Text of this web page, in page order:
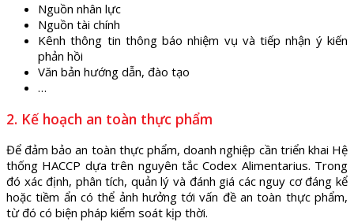
Nguồn nhân lực
Nguồn tài chính
Kênh thông tin thông báo nhiệm vụ và tiếp nhận ý kiến
phản hồi
Văn bản hướng dẫn, đào tạo
…
2. Kế hoạch an toàn thực phẩm
Để đảm bảo an toàn thực phẩm, doanh nghiệp cần triển khai Hệ
thống HACCP dựa trên nguyên tắc Codex Alimentarius. Trong
đó xác định, phân tích, quản lý và đánh giá các nguy cơ đáng kể
hoặc tiềm ẩn có thể ảnh hưởng tới vấn đề an toàn thực phẩm,
từ đó có biện pháp kiểm soát kịp thời.